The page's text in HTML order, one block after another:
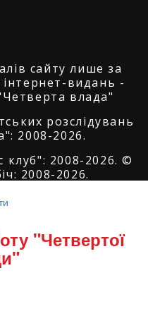
сайту лише за
видань -
влада"
розслідувань
2008-2026.
клуб": 2008-2026. ©
2008-2026.
"Четвертої